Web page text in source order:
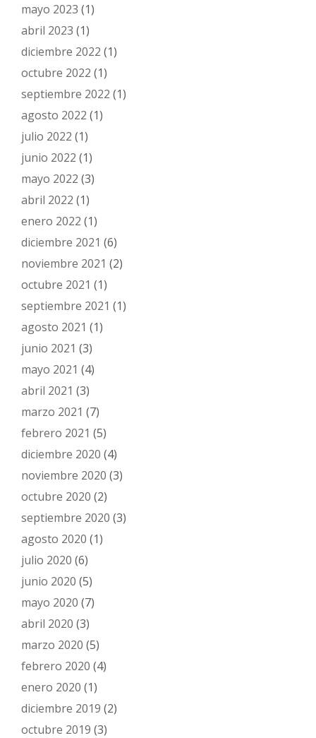
mayo 2023 (1)
abril 2023 (1)
diciembre 2022 (1)
octubre 2022 (1)
septiembre 2022 (1)
agosto 2022 (1)
julio 2022 (1)
junio 2022 (1)
mayo 2022 (3)
abril 2022 (1)
enero 2022 (1)
diciembre 2021 (6)
noviembre 2021 (2)
octubre 2021 (1)
septiembre 2021 (1)
agosto 2021 (1)
junio 2021 (3)
mayo 2021 (4)
abril 2021 (3)
marzo 2021 (7)
febrero 2021 (5)
diciembre 2020 (4)
noviembre 2020 (3)
octubre 2020 (2)
septiembre 2020 (3)
agosto 2020 (1)
julio 2020 (6)
junio 2020 (5)
mayo 2020 (7)
abril 2020 (3)
marzo 2020 (5)
febrero 2020 (4)
enero 2020 (1)
diciembre 2019 (2)
octubre 2019 (3)